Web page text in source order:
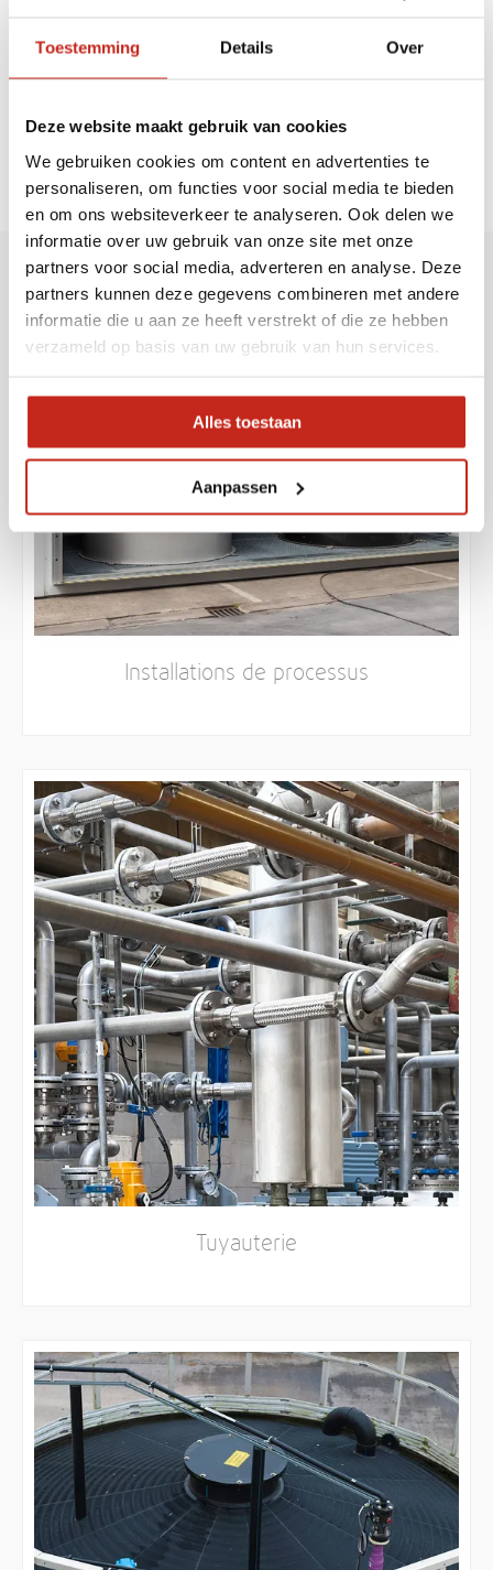
Toestemming Details Over
Deze website maakt gebruik van cookies
We gebruiken cookies om content en advertenties te
personaliseren, om functies voor social media te bieden
en om ons websiteverkeer te analyseren. Ook delen we
informatie over uw gebruik van onze site met onze
partners voor social media, adverteren en analyse. Deze
partners kunnen deze gegevens combineren met andere
informatie die u aan ze heeft verstrekt of die ze hebben
verzameld op basis van uw gebruik van hun services.
Alles toestaan
Aanpassen
Produits utilisés
Installations de processus
Tuyauterie